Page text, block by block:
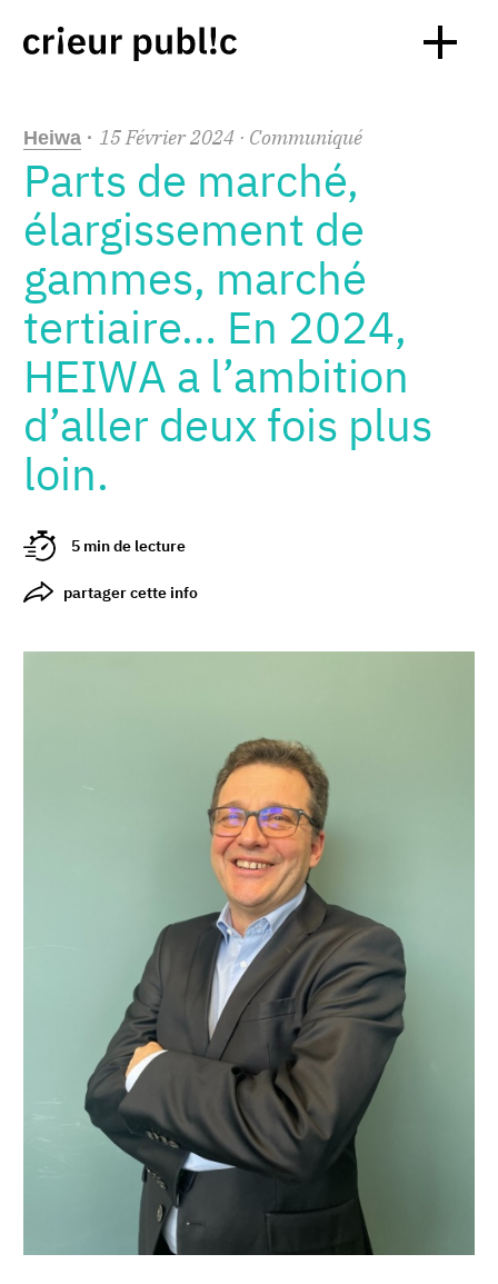
Heiwa · 15Février2024 · Communiqué
Parts de marché,
élargissement de
gammes, marché
tertiaire… En 2024,
HEIWA a l’ambition
d’aller deux fois plus
loin.
5 min de lecture
partager cette info